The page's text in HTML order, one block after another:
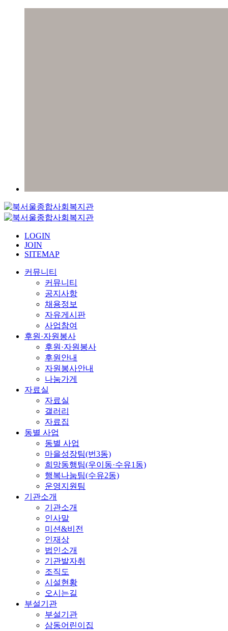
LOGIN
JOIN
SITEMAP
커뮤니티
커뮤니티
공지사항
채용정보
자유게시판
사업참여
후원·자원봉사
후원·자원봉사
후원안내
자원봉사안내
나눔가게
자료실
자료실
갤러리
자료집
동별 사업
동별 사업
마을성장팀(번3동)
희망동행팀(우이동·수유1동)
행복나눔팀(수유2동)
운영지원팀
기관소개
기관소개
인사말
미션&비전
인재상
법인소개
기관발자취
조직도
시설현황
오시는길
부설기관
부설기관
삼동어린이집